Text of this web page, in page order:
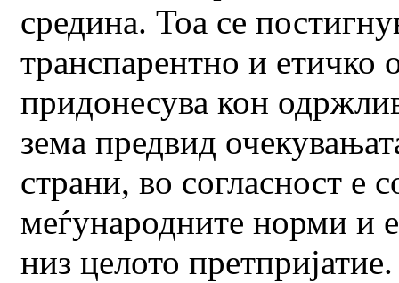
средина. Тоа се
транспарентно и етичко
придонесува кон
зема предвид
страни, во согласност е
меѓународните норми и
низ целото претпријатие.